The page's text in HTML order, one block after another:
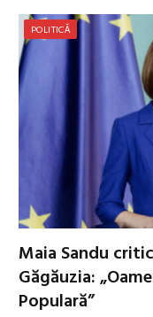
POLITICĂ
Maia Sandu
Găgăuzia:
Populară”